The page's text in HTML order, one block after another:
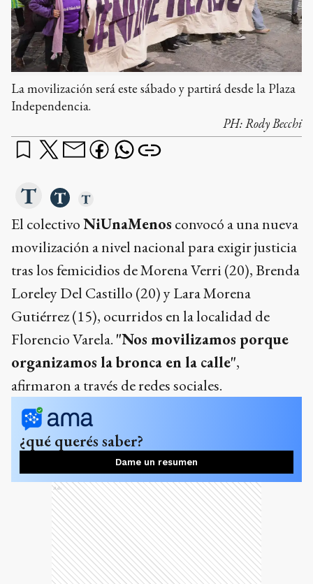
La movilización será este sábado y partirá desde la Plaza
Independencia.
PH:Rody Becchi
El colectivoNiUnaMenos convocó a una nueva
movilización a nivel nacional para exigir justicia
tras los femicidios de Morena Verri (20), Brenda
Loreley Del Castillo (20) y Lara Morena
Gutiérrez (15), ocurridos en la localidad de
Florencio Varela. "Nos movilizamos porque
organizamos la bronca en la calle",
afirmaron a través de redes sociales.
¿qué querés saber?
Dame un resumen
Ads